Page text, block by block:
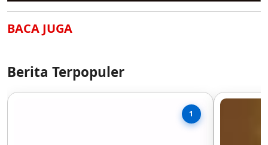
BACA JUGA
Berita Terpopuler
1